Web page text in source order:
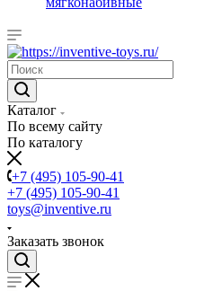
Каталог
По всему сайту
По каталогу
+7 (495) 105-90-41
+7 (495) 105-90-41
toys@inventive.ru
Заказать звонок